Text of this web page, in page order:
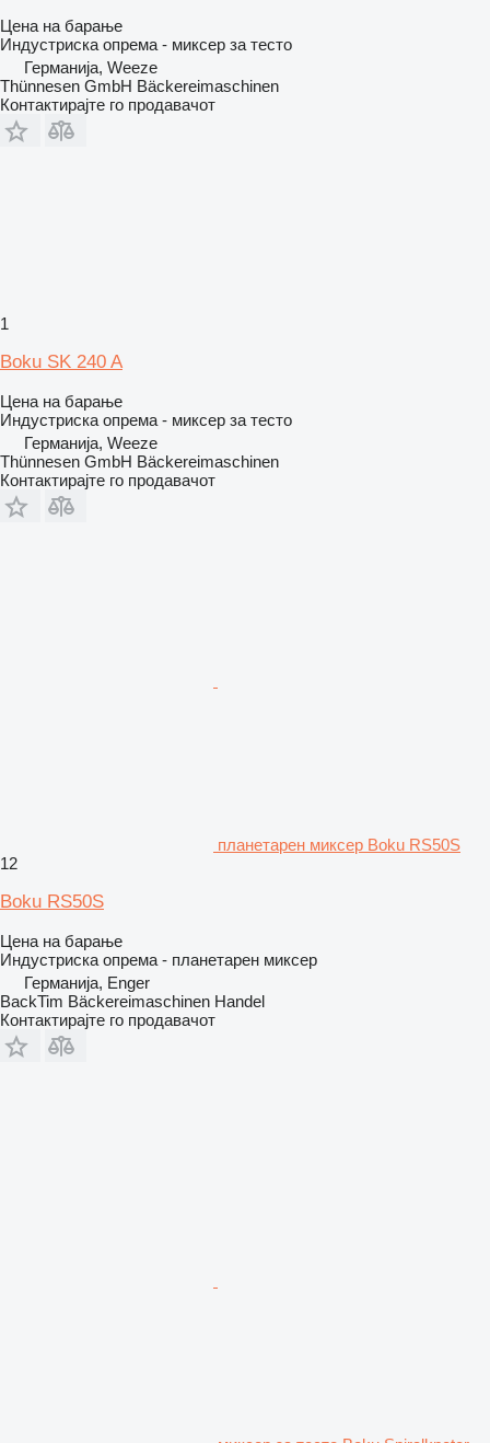
Цена на барање
Индустриска опрема - миксер за тесто
Германија, Weeze
Thünnesen GmbH Bäckereimaschinen
Контактирајте го продавачот
1
Boku SK 240 A
Цена на барање
Индустриска опрема - миксер за тесто
Германија, Weeze
Thünnesen GmbH Bäckereimaschinen
Контактирајте го продавачот
планетарен миксер Boku RS50S
12
Boku RS50S
Цена на барање
Индустриска опрема - планетарен миксер
Германија, Enger
BackTim Bäckereimaschinen Handel
Контактирајте го продавачот